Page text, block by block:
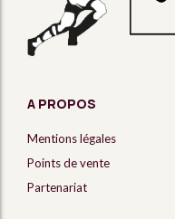
A PROPOS
Mentions légales
Points de vente
Partenariat